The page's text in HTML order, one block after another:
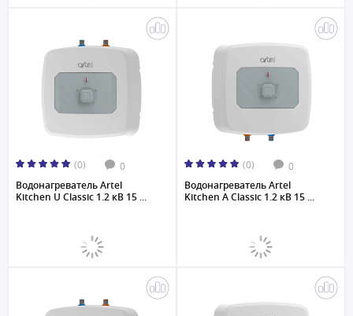
(0) 0
Водонагреватель Artel
Kitchen U Classic 1.2 кВ 15 ...
(0) 0
Водонагреватель Artel
Kitchen A Classic 1.2 кВ 15 ...